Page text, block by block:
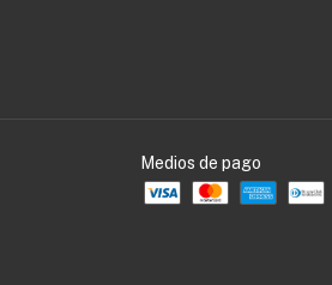
Medios de pago